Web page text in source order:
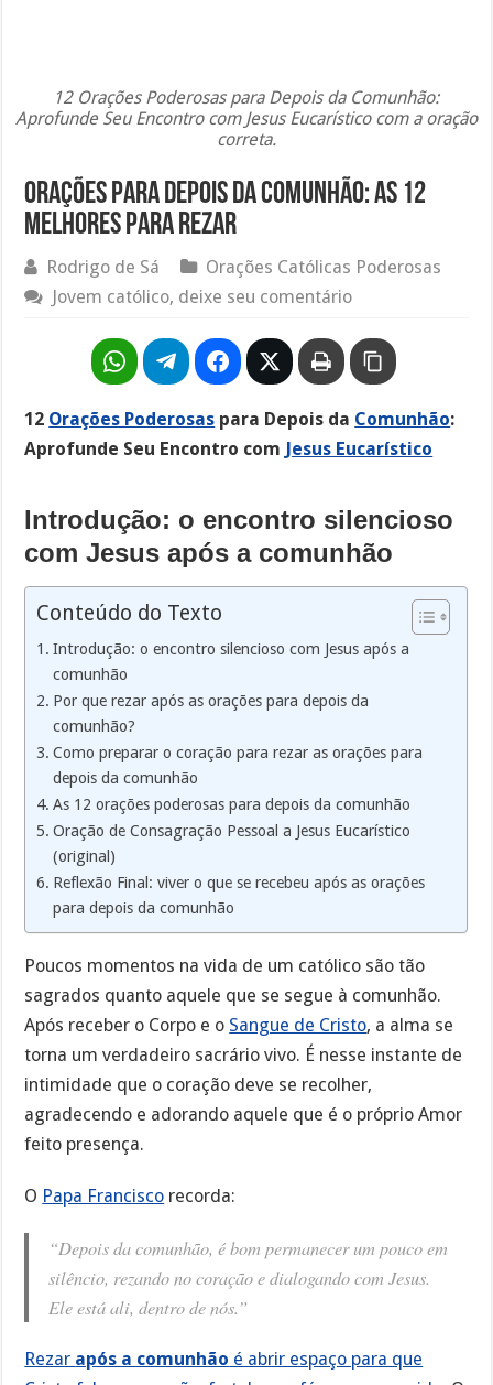
12 Orações Poderosas para Depois da Comunhão:
Aprofunde Seu Encontro com Jesus Eucarístico com a oração
correta.
Orações para Depois da Comunhão: As 12
Melhores Para Rezar
Rodrigo de Sá
Orações Católicas Poderosas
Jovem católico, deixe seu comentário
12 Orações Poderosas para Depois da Comunhão:
Aprofunde Seu Encontro com Jesus Eucarístico
Introdução: o encontro silencioso
com Jesus após a comunhão
Conteúdo do Texto
Introdução: o encontro silencioso com Jesus após a
comunhão
Por que rezar após as orações para depois da
comunhão?
Como preparar o coração para rezar as orações para
depois da comunhão
As 12 orações poderosas para depois da comunhão
Oração de Consagração Pessoal a Jesus Eucarístico
(original)
Reflexão Final: viver o que se recebeu após as orações
para depois da comunhão
Poucos momentos na vida de um católico são tão
sagrados quanto aquele que se segue à comunhão.
Após receber o Corpo e o Sangue de Cristo, a alma se
torna um verdadeiro sacrário vivo. É nesse instante de
intimidade que o coração deve se recolher,
agradecendo e adorando aquele que é o próprio Amor
feito presença.
O Papa Francisco recorda:
“Depois da comunhão, é bom permanecer um pouco em
silêncio, rezando no coração e dialogando com Jesus.
Ele está ali, dentro de nós.”
Rezar após a comunhão é abrir espaço para que